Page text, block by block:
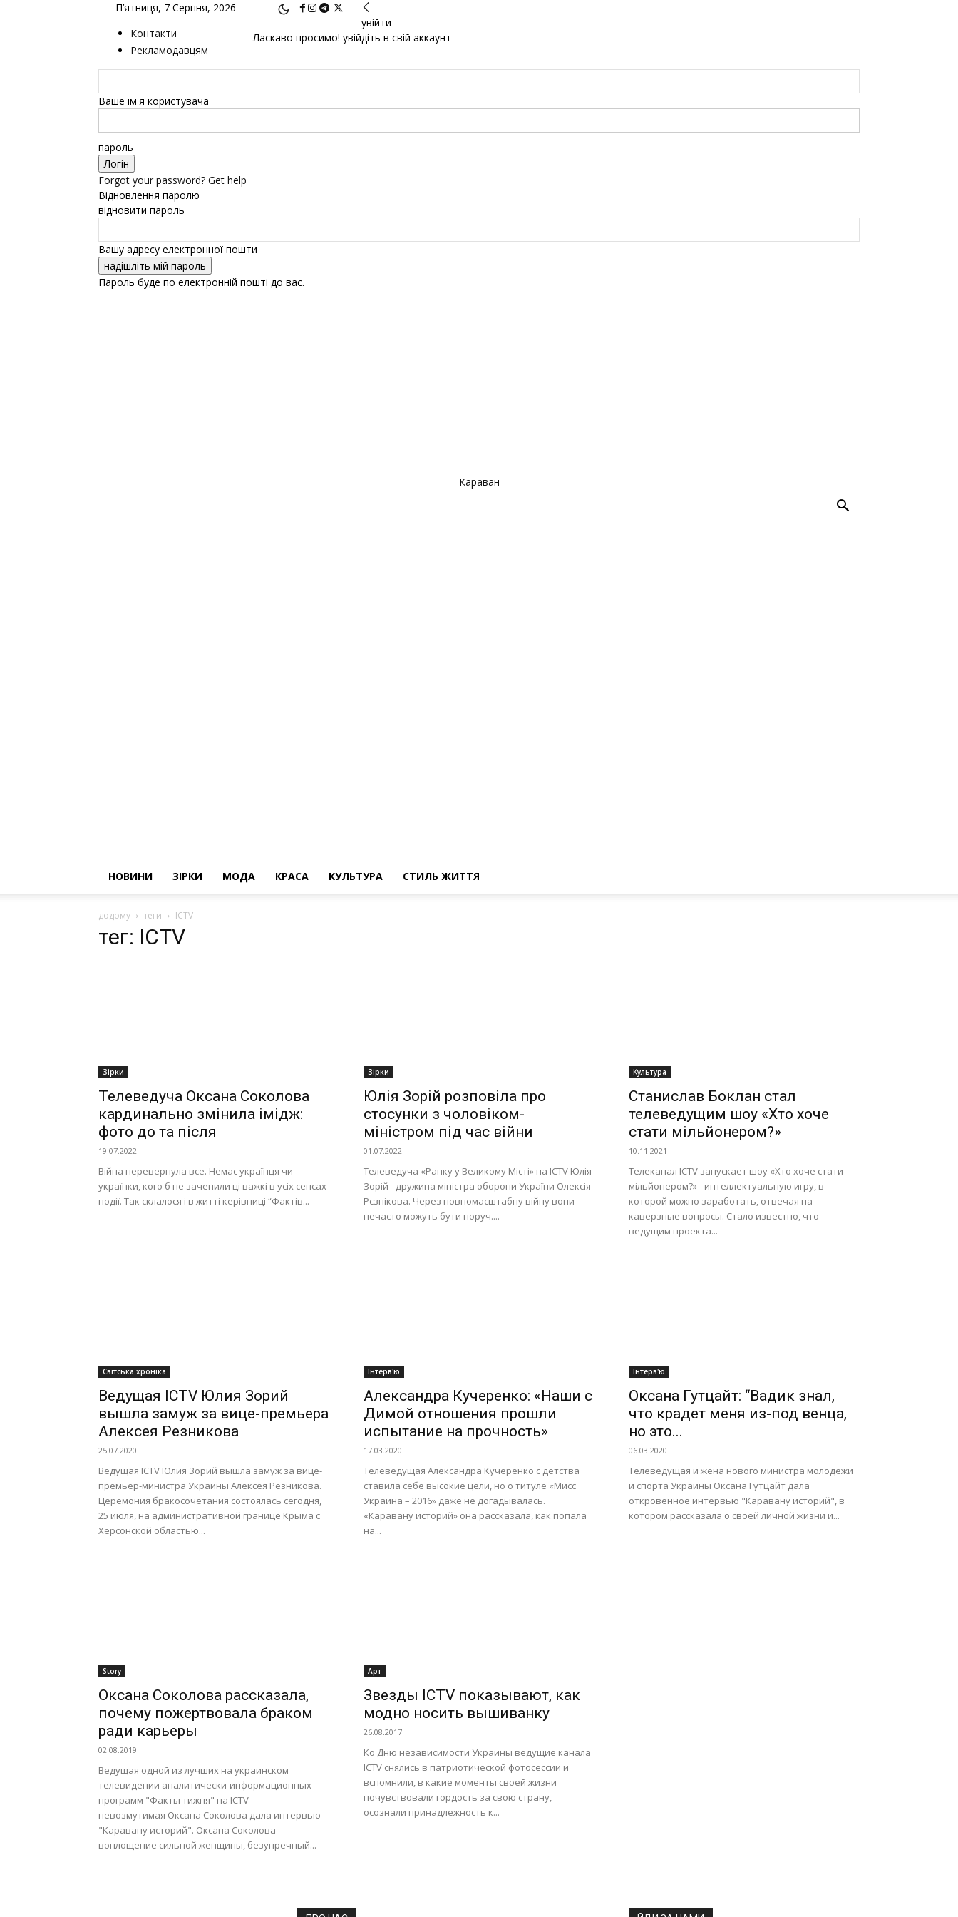
П’ятниця, 7 Серпня, 2026
Контакти
Рекламодавцям
увійти
Ласкаво просимо! увійдіть в свій аккаунт
Ваше ім'я користувача
пароль
Forgot your password? Get help
Відновлення паролю
відновити пароль
Вашу адресу електронної пошти
Пароль буде по електронній пошті до вас.
Караван
НОВИНИ ЗІРКИ МОДА КРАСА КУЛЬТУРА СТИЛЬ ЖИТТЯ
додому теги ICTV
тег: ICTV
Зірки
Телеведуча Оксана Соколова
кардинально змінила імідж:
фото до та після
19.07.2022
Війна перевернула все. Немає українця чи
українки, кого б не зачепили ці важкі в усіх сенсах
події. Так склалося і в житті керівниці “Фактів...
Зірки
Юлія Зорій розповіла про
стосунки з чоловіком-
міністром під час війни
01.07.2022
Телеведуча «Ранку у Великому Місті» на ICTV Юлія
Зорій - дружина міністра оборони України Олексія
Рєзнікова. Через повномасштабну війну вони
нечасто можуть бути поруч....
Культура
Станислав Боклан стал
телеведущим шоу «Хто хоче
стати мільйонером?»
10.11.2021
Телеканал ICTV запускает шоу «Хто хоче стати
мільйонером?» - интеллектуальную игру, в
которой можно заработать, отвечая на
каверзные вопросы. Стало известно, что
ведущим проекта...
Світська хроніка
Ведущая ICTV Юлия Зорий
вышла замуж за вице-премьера
Алексея Резникова
25.07.2020
Ведущая ICTV Юлия Зорий вышла замуж за вице-
премьер-министра Украины Алексея Резникова.
Церемония бракосочетания состоялась сегодня,
25 июля, на административной границе Крыма с
Херсонской областью...
Інтерв'ю
Александра Кучеренко: «Наши с
Димой отношения прошли
испытание на прочность»
17.03.2020
Телеведущая Александра Кучеренко с детства
ставила себе высокие цели, но о титуле «Мисс
Украина – 2016» даже не догадывалась.
«Каравану историй» она рассказала, как попала
на...
Інтерв'ю
Оксана Гутцайт: “Вадик знал,
что крадет меня из-под венца,
но это...
06.03.2020
Телеведущая и жена нового министра молодежи
и спорта Украины Оксана Гутцайт дала
откровенное интервью "Каравану историй", в
котором рассказала о своей личной жизни и...
Story
Оксана Соколова рассказала,
почему пожертвовала браком
ради карьеры
02.08.2019
Ведущая одной из лучших на украинском
телевидении аналитически-информационных
программ "Факты тижня" на ICTV
невозмутимая Оксана Соколова дала интервью
"Каравану историй". Оксана Соколова
воплощение сильной женщины, безупречный...
Арт
Звезды ICTV показывают, как
модно носить вышиванку
26.08.2017
Ко Дню независимости Украины ведущие канала
ICTV снялись в патриотической фотосессии и
вспомнили, в какие моменты своей жизни
почувствовали гордость за свою страну,
осознали принадлежность к...